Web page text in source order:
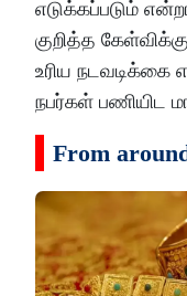
எடுக்கப்படும்
குறித்த
உரிய நடவடிக்கை
நபர்கள் பணியிட
From